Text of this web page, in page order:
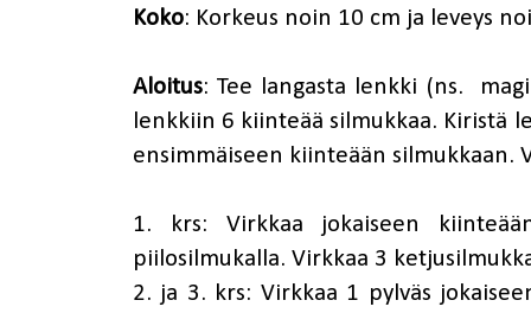
Koko: Korkeus noin 10 cm ja leveys
Aloitus: Tee langasta lenkki (ns.
lenkkiin 6 kiinteää silmukkaa. Kiristä
ensimmäiseen kiinteään silmukkaan.
1. krs: Virkkaa jokaiseen
piilosilmukalla. Virkkaa 3
2. ja 3. krs: Virkkaa 1 pylväs